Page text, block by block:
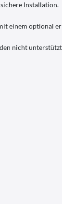
Installation.
einem optional
nicht